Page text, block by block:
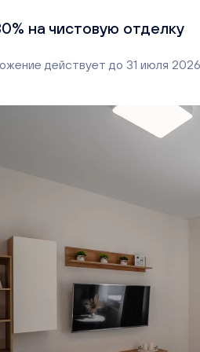
на чистовую отделку
действует до 31 июля 2026